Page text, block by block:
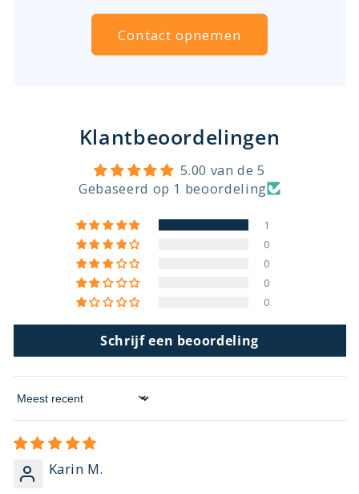
Contact opnemen
Klantbeoordelingen
5.00 van de 5
Gebaseerd op 1 beoordeling
1
0
0
0
0
Schrijf een beoordeling
Sort by
Karin M.